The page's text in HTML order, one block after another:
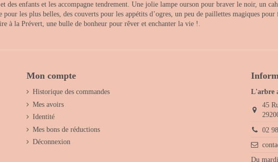
enfants et les accompagne tendrement. Une jolie lampe ourson pour braver le noir, un
les plus belles, des couverts pour les appétits d’ogres, un peu de paillettes magiques
à la Prévert, une bulle de bonheur pour rêver et enchanter la vie !.
Mon compte
Historique des commandes
Mes avoirs
Identité
Mes bons de réductions
Déconnexion
L'arbre
45
02
Du